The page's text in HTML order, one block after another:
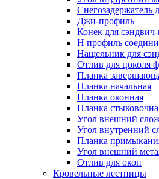
Снегозадержатель
Джи-профиль
Конек для
Н профиль
Нащельник для
Отлив для цоколя
Планка
Планка начальная
Планка оконная
Планка
Угол внешний
Угол внутренний
Планка
Угол внешний
Отлив для окон
Кровельные лестницы